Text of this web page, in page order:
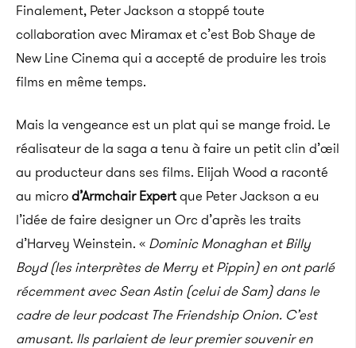
Finalement, Peter Jackson a stoppé toute
collaboration avec Miramaxet c’est BobShaye de
New Line Cinema qui a accepté de produire les trois
films en même temps.
Mais la vengeance est un plat qui se mange froid. Le
réalisateur de la saga a tenu à faire un petit clin d’œil
au producteur dans ses films. Elijah Wood a raconté
au microd’ArmchairExpertque Peter Jackson a eu
l’idée de faire designer un Orc d’après les traits
d’Harvey Weinstein. « DominicMonaghan et Billy
Boyd (les interprètes de Merry etPippin)en ont parlé
récemment avec SeanAstin (celui de Sam)dans le
cadre de leur podcast TheFriendship Onion. C’est
amusant. Ils parlaient de leur premier souvenir en